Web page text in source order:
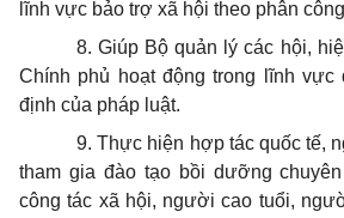
lĩnh vực bảo trợ xã hội theo phân
8. Giúp Bộ quản lý các hội,
Chính phủ hoạt động trong lĩnh
định của pháp luật.
9. Thực hiện hợp tác quốc tế,
tham gia đào tạo bồi dưỡng
công tác xã hội, người cao tuổi,